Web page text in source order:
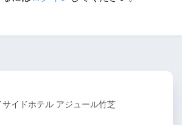
サイドホテル アジュール竹芝